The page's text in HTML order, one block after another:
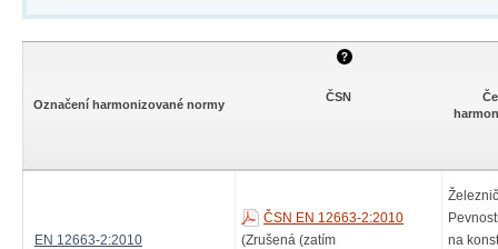
Označení harmonizované normy
ČSN
EN 12663-2:2010
ČSN EN 12663-2:2010
(Zrušená (zatím
na